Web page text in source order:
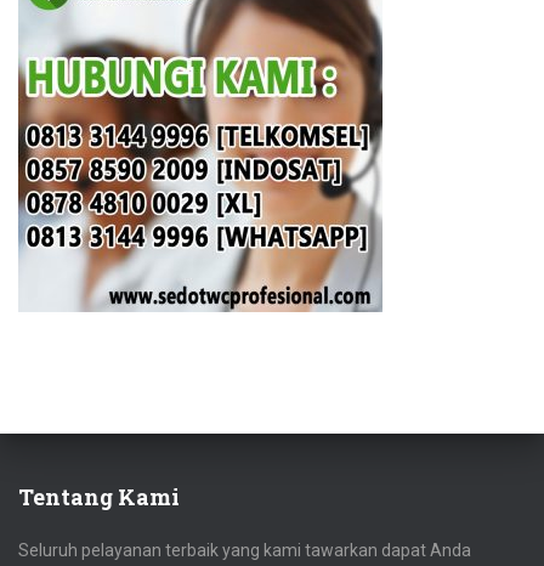
Tentang Kami
Seluruh pelayanan terbaik yang kami tawarkan dapat Anda